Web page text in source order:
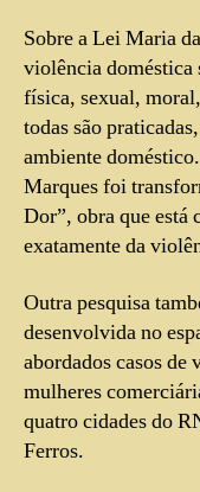
Sobre a Lei Maria
violência
física, sexual,
todas são
ambiente
Marques foi
Dor”, obra que está
exatamente da
Outra pesquisa
desenvolvida no
abordados casos
mulheres
quatro cidades do
Ferros.